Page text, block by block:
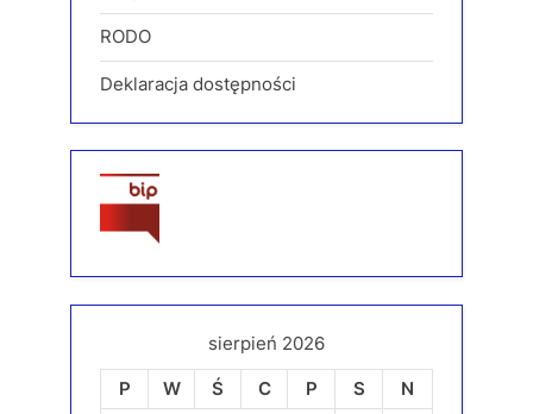
RODO
Deklaracja dostępności
sierpień 2026
P
W Ś C P S
N